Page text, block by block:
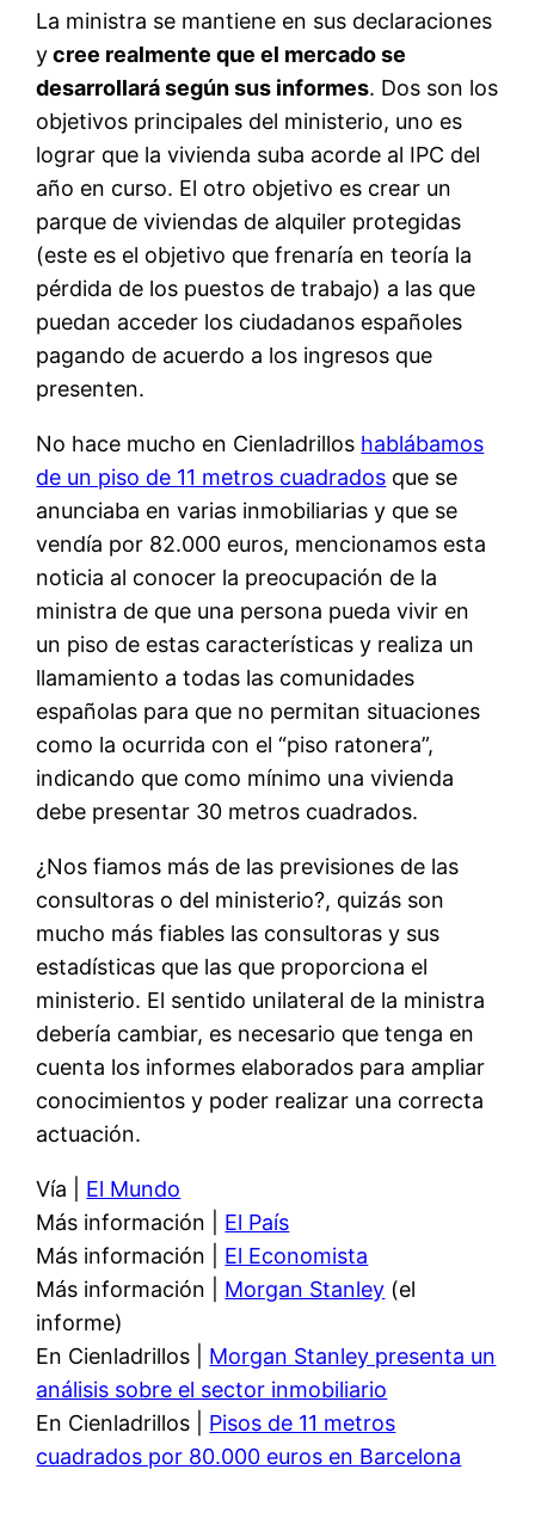
La ministra se mantiene en sus declaraciones
ycree realmente que el mercado se
desarrollará según sus informes. Dos son los
objetivos principales del ministerio, uno es
lograr que la vivienda suba acorde al IPC del
año en curso. El otro objetivo es crear un
parque de viviendas de alquiler protegidas
(este es el objetivo que frenaría en teoría la
pérdida de los puestos de trabajo) a las que
puedan acceder los ciudadanos españoles
pagando de acuerdo a los ingresos que
presenten.
No hace mucho en Cienladrillos hablábamos
de un piso de 11 metros cuadrados que se
anunciaba en varias inmobiliarias y que se
vendía por 82.000 euros, mencionamos esta
noticia al conocer la preocupación de la
ministra de que una persona pueda vivir en
un piso de estas características y realiza un
llamamiento a todas las comunidades
españolas para que no permitan situaciones
como la ocurrida con el “piso ratonera”,
indicando que como mínimo una vivienda
debe presentar 30 metros cuadrados.
¿Nos fiamos más de las previsiones de las
consultoras o del ministerio?, quizás son
mucho más fiables las consultoras y sus
estadísticas que las que proporciona el
ministerio. El sentido unilateral de la ministra
debería cambiar, es necesario que tenga en
cuenta los informes elaborados para ampliar
conocimientos y poder realizar una correcta
actuación.
Vía | El Mundo
Más información | El País
Más información | El Economista
Más información | Morgan Stanley (el
informe)
En Cienladrillos | Morgan Stanley presenta un
análisis sobre el sector inmobiliario
En Cienladrillos | Pisos de 11 metros
cuadrados por 80.000 euros en Barcelona